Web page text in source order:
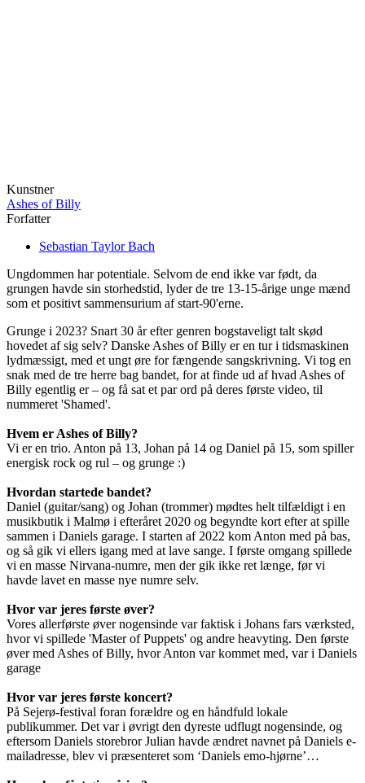
Kunstner
Ashes of Billy
Forfatter
Sebastian Taylor Bach
Ungdommen har potentiale. Selvom de end ikke var født, da
grungen havde sin storhedstid, lyder de tre 13-15-årige unge mænd
som et positivt sammensurium af start-90'erne.
Grunge i 2023? Snart 30 år efter genren bogstaveligt talt skød
hovedet af sig selv? Danske Ashes of Billy er en tur i tidsmaskinen
lydmæssigt, med et ungt øre for fængende sangskrivning. Vi tog en
snak med de tre herre bag bandet, for at finde ud af hvad Ashes of
Billy egentlig er – og få sat et par ord på deres første video, til
nummeret 'Shamed'.
Hvem er Ashes of Billy?
Vi er en trio. Anton på 13, Johan på 14 og Daniel på 15, som spiller
energisk rock og rul – og grunge :)
Hvordan startede bandet?
Daniel (guitar/sang) og Johan (trommer) mødtes helt tilfældigt i en
musikbutik i Malmø i efteråret 2020 og begyndte kort efter at spille
sammen i Daniels garage. I starten af 2022 kom Anton med på bas,
og så gik vi ellers igang med at lave sange. I første omgang spillede
vi en masse Nirvana-numre, men der gik ikke ret længe, før vi
havde lavet en masse nye numre selv.
Hvor var jeres første øver?
Vores allerførste øver nogensinde var faktisk i Johans fars værksted,
hvor vi spillede 'Master of Puppets' og andre heavyting. Den første
øver med Ashes of Billy, hvor Anton var kommet med, var i Daniels
garage
Hvor var jeres første koncert?
På Sejerø-festival foran forældre og en håndfuld lokale
publikummer. Det var i øvrigt den dyreste udflugt nogensinde, og
eftersom Daniels storebror Julian havde ændret navnet på Daniels e-
mailadresse, blev vi præsenteret som ‘Daniels emo-hjørne’…